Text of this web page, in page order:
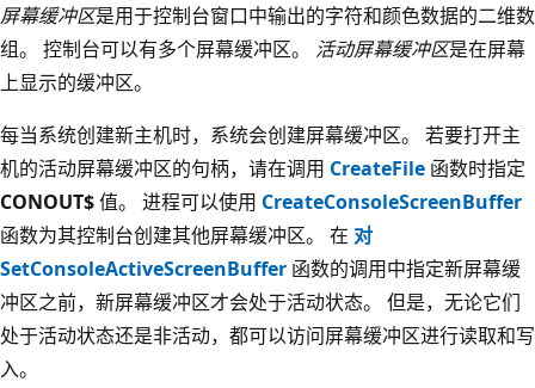
屏幕缓冲区是用于控制台窗口中输出的字符和颜色数据的二维数
组。 控制台可以有多个屏幕缓冲区。 活动屏幕缓冲区是在屏幕
上显示的缓冲区。
每当系统创建新主机时，系统会创建屏幕缓冲区。 若要打开主
机的活动屏幕缓冲区的句柄，请在调用 CreateFile 函数时指定
CONOUT$值。 进程可以使用 CreateConsoleScreenBuffer
函数为其控制台创建其他屏幕缓冲区。 在 对
SetConsoleActiveScreenBuffer 函数的调用中指定新屏幕缓
冲区之前，新屏幕缓冲区才会处于活动状态。 但是，无论它们
处于活动状态还是非活动，都可以访问屏幕缓冲区进行读取和写
入。